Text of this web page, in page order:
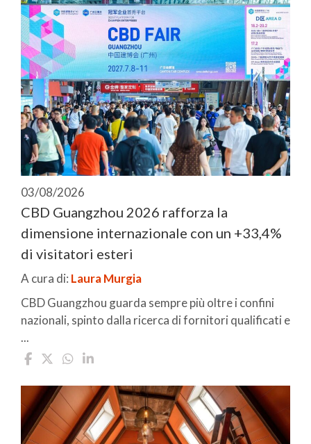
03/08/2026
CBD Guangzhou 2026 rafforza la
dimensione internazionale con un +33,4%
di visitatori esteri
A cura di: Laura Murgia
CBD Guangzhou guarda sempre più oltre i confini
nazionali, spinto dalla ricerca di fornitori qualificati e
...